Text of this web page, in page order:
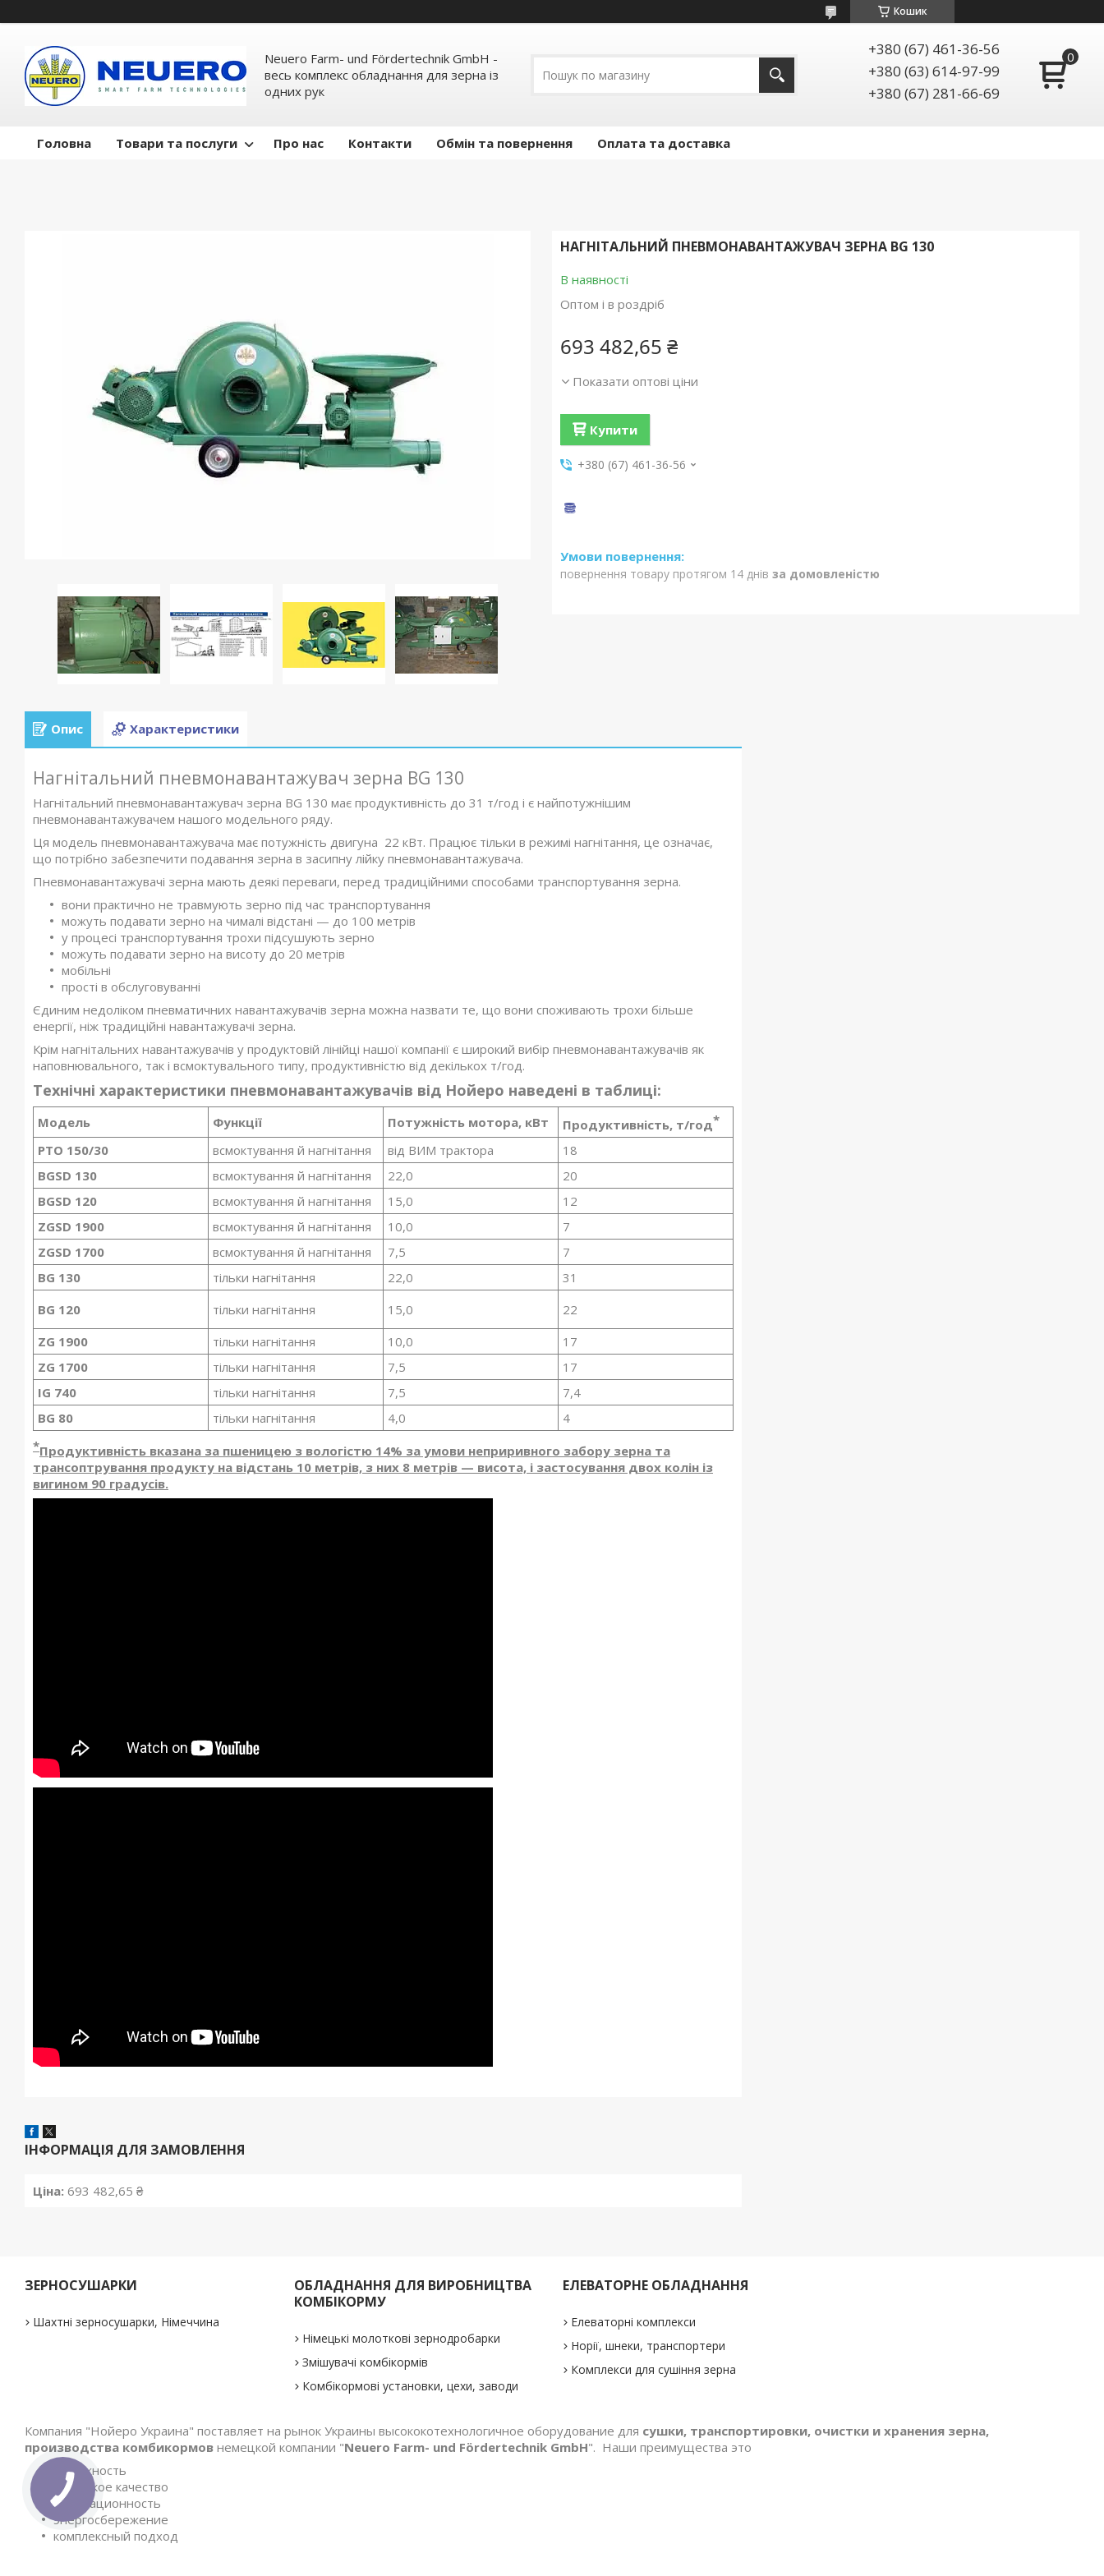
Кошик
Neuero Farm- und Fördertechnik GmbH -
весь комплекс обладнання для зерна із
одних рук
+380 (67) 461-36-56
+380 (63) 614-97-99
+380 (67) 281-66-69
Головна Товари та послуги Про нас Контакти Обмін та повернення Оплата та доставка
НАГНІТАЛЬНИЙ ПНЕВМОНАВАНТАЖУВАЧ ЗЕРНА BG 130
В наявності
Оптом і в роздріб
693 482,65 ₴
Показати оптові ціни
Купити
+380 (67) 461-36-56
повернення товару протягом 14 днів за домовленістю
Опис Характеристики
Нагнітальний пневмонавантажувач зерна BG 130
Нагнітальний пневмонавантажувач зерна BG 130 має продуктивність до 31 т/год і є найпотужнішим
пневмонавантажувачем нашого модельного ряду.
Ця модель пневмонавантажувача має потужність двигуна 22 кВт. Працює тільки в режимі нагнітання, це означає,
що потрібно забезпечити подавання зерна в засипну лійку пневмонавантажувача.
Пневмонавантажувачі зерна мають деякі переваги, перед традиційними способами транспортування зерна.
вони практично не травмують зерно під час транспортування
можуть подавати зерно на чималі відстані — до 100 метрів
у процесі транспортування трохи підсушують зерно
можуть подавати зерно на висоту до 20 метрів
мобільні
прості в обслуговуванні
Єдиним недоліком пневматичних навантажувачів зерна можна назвати те, що вони споживають трохи більше
енергії, ніж традиційні навантажувачі зерна.
Крім нагнітальних навантажувачів у продуктовій лінійці нашої компанії є широкий вибір пневмонавантажувачів як
наповнювального, так і всмоктувального типу, продуктивністю від декількох т/год.
Технічні характеристики пневмонавантажувачів від Нойеро наведені в таблиці:
Модель Функції Потужність мотора, кВт Продуктивність, т/год*
PTO 150/30
всмоктування й нагнітання від ВИМ трактора
18
BGSD 130
всмоктування й нагнітання 22,0
20
BGSD 120
всмоктування й нагнітання 15,0
12
ZGSD 1900
всмоктування й нагнітання 10,0
7
ZGSD 1700
всмоктування й нагнітання 7,5
7
BG 130
тільки нагнітання 22,0
31
BG 120
тільки нагнітання 15,0
22
ZG 1900
тільки нагнітання 10,0
17
ZG 1700
тільки нагнітання 7,5
17
IG 740
тільки нагнітання 7,5
7,4
BG 80
тільки нагнітання 4,0
4
*Продуктивність вказана за пшеницею з вологістю 14% за умови неприривного забору зерна та
трансоптрування продукту на відстань 10 метрів, з них 8 метрів — висота, і застосування двох колін із
вигином 90 градусів.
ІНФОРМАЦІЯ ДЛЯ ЗАМОВЛЕННЯ
Ціна: 693 482,65 ₴
ЗЕРНОСУШАРКИ
Шахтні зерносушарки, Німеччина
ОБЛАДНАННЯ ДЛЯ ВИРОБНИЦТВА
КОМБІКОРМУ
Німецькі молоткові зернодробарки
Змішувачі комбікормів
Комбікормові установки, цехи, заводи
ЕЛЕВАТОРНЕ ОБЛАДНАННЯ
Елеваторні комплекси
Норії, шнеки, транспортери
Комплекси для сушіння зерна
Компания "Нойеро Украина" поставляет на рынок Украины высококотехнологичное оборудование для сушки, транспортировки, очистки и хранения зерна,
производства комбикормов немецкой компании "Neuero Farm- und Fördertechnik GmbH". Наши преимущества это
надежность
немецкое качество
инновационность
энергосбережение
комплексный подход